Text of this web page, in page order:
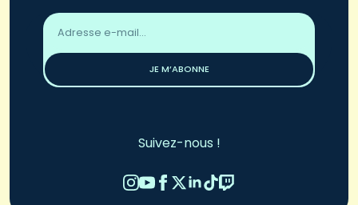
Adresse
email
JE M’ABONNE
Suivez-nous !